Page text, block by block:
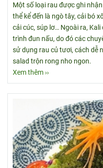
Một số loại rau được ghi
thể kể đến là ngò tây, cải bó
cải cúc, súp lơ… Ngoài ra,
trình đun nấu, do đó các
sử dụng rau củ tươi, cách dễ
salad trộn rong nho ngon.
Xem thêm ››